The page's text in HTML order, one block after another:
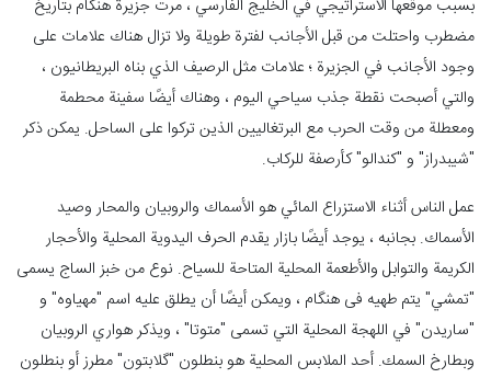
بسبب موقعها الاستراتيجي في الخليج الفارسي ، مرت جزيرة هنگام بتاريخ
مضطرب واحتلت من قبل الأجانب لفترة طويلة ولا تزال هناك علامات على
وجود الأجانب في الجزيرة ؛ علامات مثل الرصيف الذي بناه البريطانيون ،
والتي أصبحت نقطة جذب سياحي اليوم ، وهناك أيضًا سفينة محطمة
ومعطلة من وقت الحرب مع البرتغاليين الذين تركوا على الساحل. يمكن ذكر
"شیبدراز" و "كندالو" كأرصفة للركاب.
عمل الناس أثناء الاستزراع المائي هو الأسماك والروبيان والمحار وصيد
الأسماك. بجانبه ، يوجد أيضًا بازار يقدم الحرف اليدوية المحلية والأحجار
الكريمة والتوابل والأطعمة المحلية المتاحة للسياح. نوع من خبز الساج يسمى
"تمشي" يتم طهيه فی هنگام ، ويمكن أيضًا أن يطلق عليه اسم "مهياوه" و
"ساريدن" في اللهجة المحلية التي تسمى "متوتا" ، ويذكر هواري الروبيان
وبطارخ السمك. أحد الملابس المحلية هو بنطلون "گلابتون" مطرز أو بنطلون